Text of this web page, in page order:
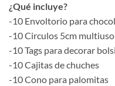
¿Qué incluye?
-10 Envoltorio para
-10 Circulos 5cm multiuso
-10 Tags para decorar
-10 Cajitas de chuches
-10 Cono para palomitas